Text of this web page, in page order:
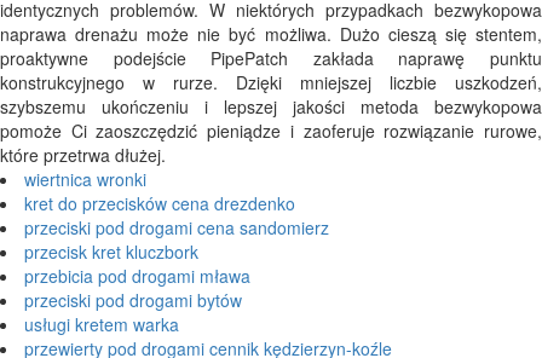
identycznych problemów. W niektórych przypadkach bezwykopowa
naprawa drenażu może nie być możliwa. Dużo cieszą się stentem,
proaktywne podejście PipePatch zakłada naprawę punktu
konstrukcyjnego w rurze. Dzięki mniejszej liczbie uszkodzeń,
szybszemu ukończeniu i lepszej jakości metoda bezwykopowa
pomoże Ci zaoszczędzić pieniądze i zaoferuje rozwiązanie rurowe,
które przetrwa dłużej.
wiertnica wronki
kret do przecisków cena drezdenko
przeciski pod drogami cena sandomierz
przecisk kret kluczbork
przebicia pod drogami mława
przeciski pod drogami bytów
usługi kretem warka
przewierty pod drogami cennik kędzierzyn-koźle